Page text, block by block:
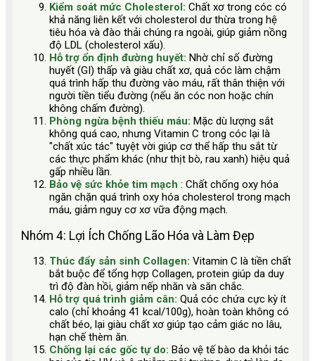
Kiểm soát mức Cholesterol: Chất xơ trong cóc có
khả năng liên kết với cholesterol dư thừa trong hệ
tiêu hóa và đào thải chúng ra ngoài, giúp giảm nồng
độ LDL (cholesterol xấu).
Hỗ trợ ổn định đường huyết: Nhờ chỉ số đường
huyết (GI) thấp và giàu chất xơ, quả cóc làm chậm
quá trình hấp thu đường vào máu, rất thân thiện với
người tiền tiểu đường (nếu ăn cóc non hoặc chín
không chấm đường).
Phòng ngừa bệnh thiếu máu: Mặc dù lượng sắt
không quá cao, nhưng Vitamin C trong cóc lại là
"chất xúc tác" tuyệt vời giúp cơ thể hấp thu sắt từ
các thực phẩm khác (như thịt bò, rau xanh) hiệu quả
gấp nhiều lần.
Bảo vệ sức khỏe tim mạch : Chất chống oxy hóa
ngăn chặn quá trình oxy hóa cholesterol trong mạch
máu, giảm nguy cơ xơ vữa động mạch.
Nhóm 4: Lợi Ích Chống Lão Hóa và Làm Đẹp
Thúc đẩy sản sinh Collagen: Vitamin C là tiền chất
bắt buộc để tổng hợp Collagen, protein giúp da duy
trì độ đàn hồi, giảm nếp nhăn và săn chắc.
Hỗ trợ quá trình giảm cân: Quả cóc chứa cực kỳ ít
calo (chỉ khoảng 41 kcal/100g), hoàn toàn không có
chất béo, lại giàu chất xơ giúp tạo cảm giác no lâu,
hạn chế thèm ăn.
Chống lại các gốc tự do: Bảo vệ tế bào da khỏi tác